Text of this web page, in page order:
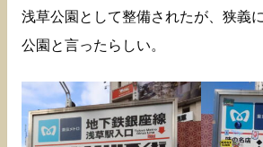
浅草公園として整備されたが、狭義
公園と言ったらしい。